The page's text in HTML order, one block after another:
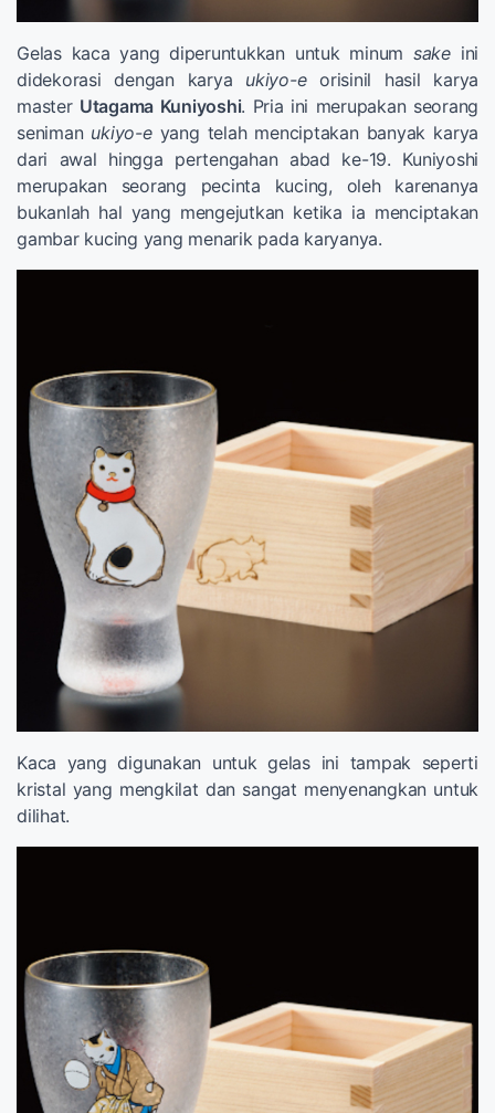
Gelas kaca yang diperuntukkan untuk minum sakeini
didekorasi dengan karya ukiyo-eorisinil hasil karya
master Utagama Kuniyoshi. Pria ini merupakan seorang
seniman ukiyo-eyang telah menciptakan banyak karya
dari awal hingga pertengahan abad ke-19. Kuniyoshi
merupakan seorang pecinta kucing, oleh karenanya
bukanlah hal yang mengejutkan ketika ia menciptakan
gambar kucing yang menarik pada karyanya.
Kaca yang digunakan untuk gelas ini tampak seperti
kristal yang mengkilat dan sangat menyenangkan untuk
dilihat.